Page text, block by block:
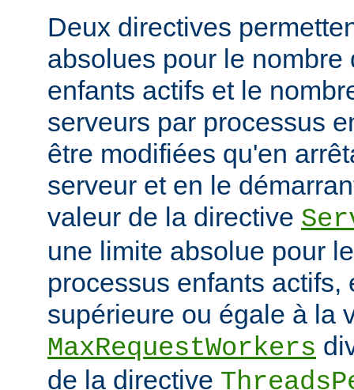
Deux directives
absolues pour le nombre
enfants actifs et le
serveurs par processus
être modifiées qu'en
serveur et en le
valeur de la directive
une limite absolue pour
processus enfants actifs,
supérieure ou égale à la
MaxRequestWorkers
de la directive